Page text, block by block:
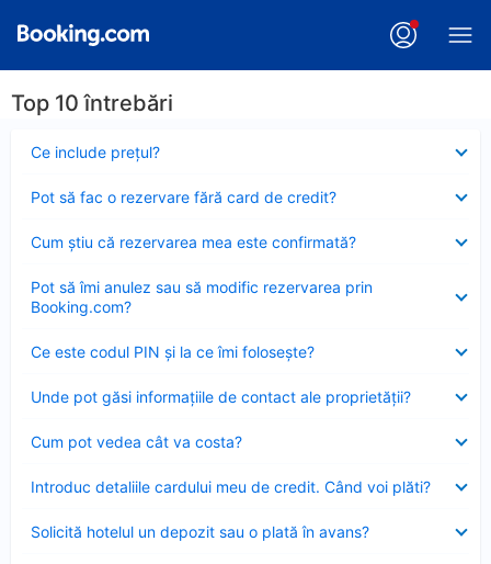
Top 10 întrebări
Ce include preţul?
închis
Pot să fac o rezervare fără card de credit?
închis
Cum ştiu că rezervarea mea este confirmată?
închis
Pot să îmi anulez sau să modific rezervarea prin
Booking.com?
închis
Ce este codul PIN şi la ce îmi foloseşte?
închis
Unde pot găsi informațiile de contact ale proprietății?
închis
Cum pot vedea cât va costa?
închis
Introduc detaliile cardului meu de credit. Când voi plăti?
închis
Solicită hotelul un depozit sau o plată în avans?
închis